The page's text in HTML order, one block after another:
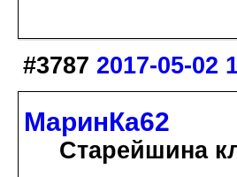
#3787 2017-05-02
МаринКа62
Старейшина